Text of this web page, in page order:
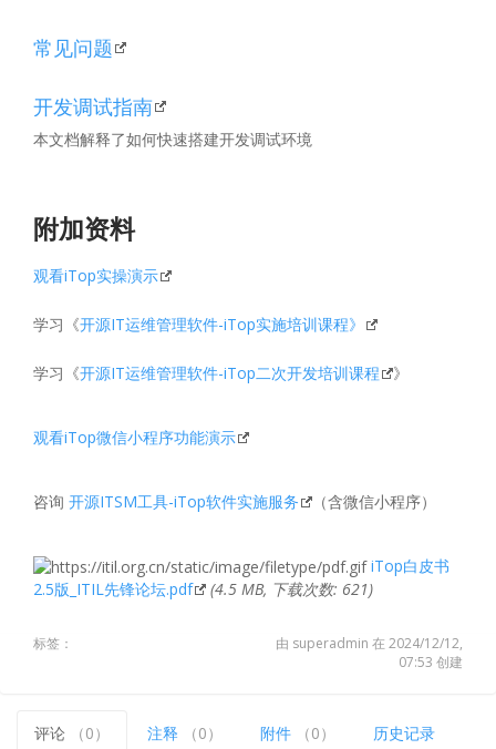
常见问题
开发调试指南
本文档解释了如何快速搭建开发调试环境
附加资料
观看iTop实操演示
学习《开源IT运维管理软件-iTop实施培训课程》
学习《开源IT运维管理软件-iTop二次开发培训课程 》
观看iTop微信小程序功能演示
咨询 开源ITSM工具-iTop软件实施服务 （含微信小程序）
iTop白皮书
2.5版_ITIL先锋论坛.pdf
(4.5 MB, 下载次数: 621)
标签：
由 superadmin 在 2024/12/12,
07:53 创建
评论 （0） 注释 （0） 附件 （0） 历史记录